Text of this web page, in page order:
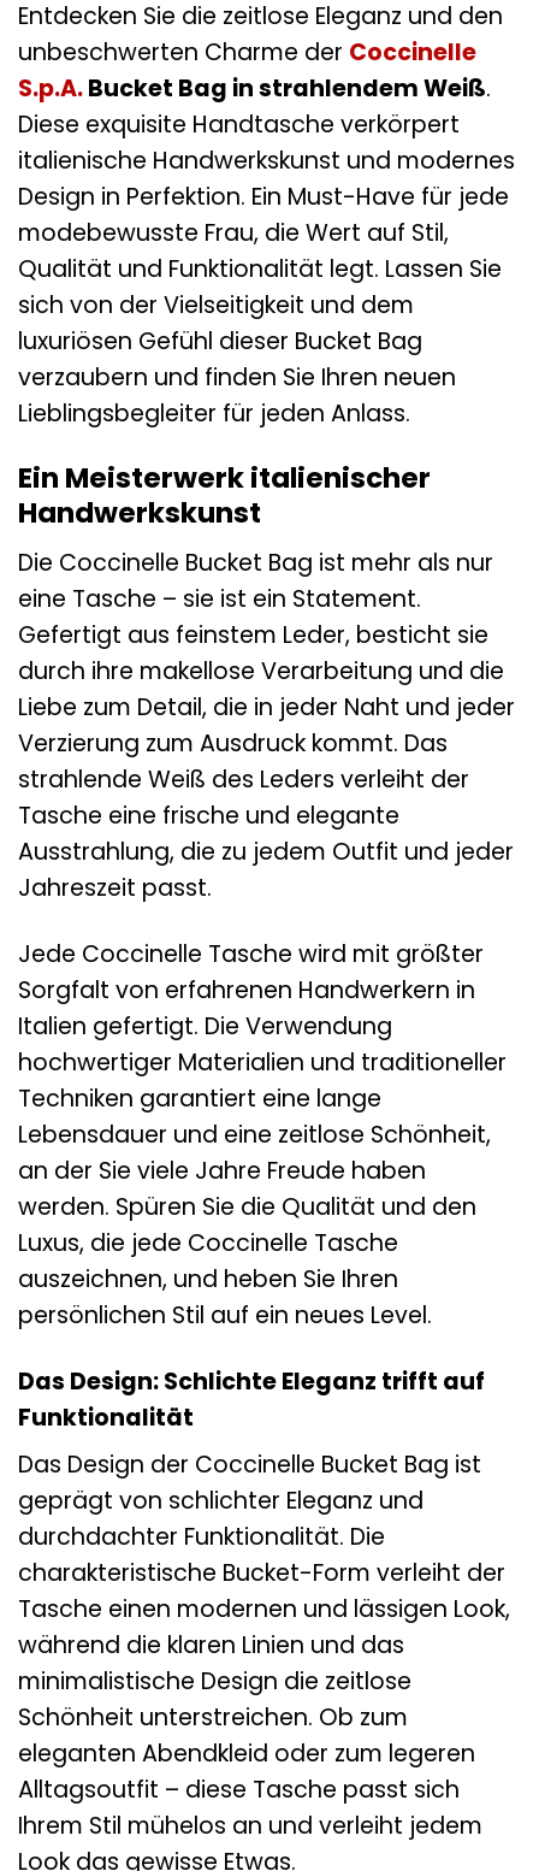
Entdecken Sie die zeitlose Eleganz und den
unbeschwerten Charme der Coccinelle
S.p.A.Bucket Bag in strahlendem Weiß.
Diese exquisite Handtasche verkörpert
italienische Handwerkskunst und modernes
Design in Perfektion. Ein Must-Have für jede
modebewusste Frau, die Wert auf Stil,
Qualität und Funktionalität legt. Lassen Sie
sich von der Vielseitigkeit und dem
luxuriösen Gefühl dieser Bucket Bag
verzaubern und finden Sie Ihren neuen
Lieblingsbegleiter für jeden Anlass.
Ein Meisterwerk italienischer
Handwerkskunst
Die Coccinelle Bucket Bag ist mehr als nur
eine Tasche – sie ist ein Statement.
Gefertigt aus feinstem Leder, besticht sie
durch ihre makellose Verarbeitung und die
Liebe zum Detail, die in jeder Naht und jeder
Verzierung zum Ausdruck kommt. Das
strahlende Weiß des Leders verleiht der
Tasche eine frische und elegante
Ausstrahlung, die zu jedem Outfit und jeder
Jahreszeit passt.
Jede Coccinelle Tasche wird mit größter
Sorgfalt von erfahrenen Handwerkern in
Italien gefertigt. Die Verwendung
hochwertiger Materialien und traditioneller
Techniken garantiert eine lange
Lebensdauer und eine zeitlose Schönheit,
an der Sie viele Jahre Freude haben
werden. Spüren Sie die Qualität und den
Luxus, die jede Coccinelle Tasche
auszeichnen, und heben Sie Ihren
persönlichen Stil auf ein neues Level.
Das Design: Schlichte Eleganz trifft auf
Funktionalität
Das Design der Coccinelle Bucket Bag ist
geprägt von schlichter Eleganz und
durchdachter Funktionalität. Die
charakteristische Bucket-Form verleiht der
Tasche einen modernen und lässigen Look,
während die klaren Linien und das
minimalistische Design die zeitlose
Schönheit unterstreichen. Ob zum
eleganten Abendkleid oder zum legeren
Alltagsoutfit – diese Tasche passt sich
Ihrem Stil mühelos an und verleiht jedem
Look das gewisse Etwas.